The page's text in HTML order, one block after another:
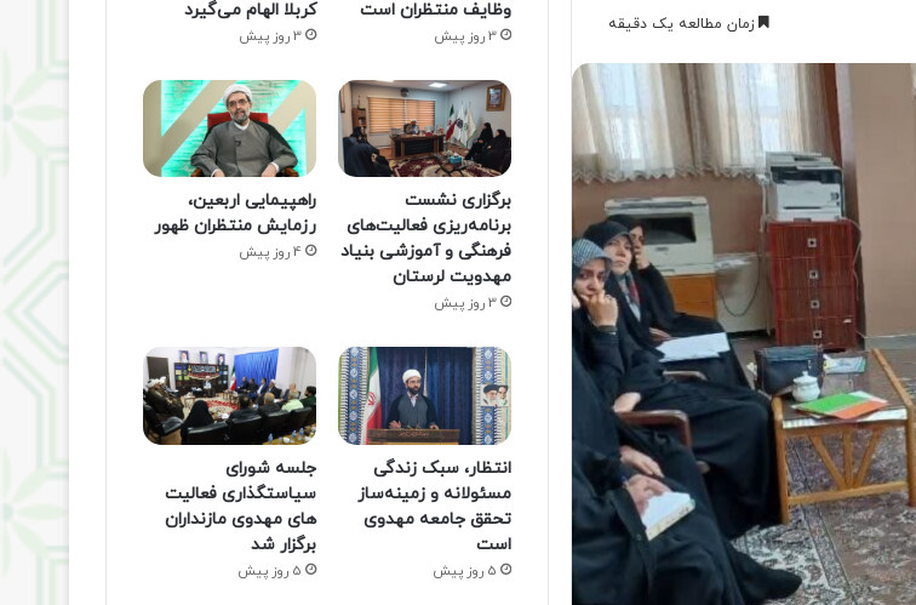
زمان مطالعه یک دقیقه
وظایف منتظران است
3 روز پیش
کربلا الهام می‌گیرد
3 روز پیش
برگزاری نشست
برنامه‌ریزی فعالیت‌های
فرهنگی و آموزشی بنیاد
مهدویت لرستان
3 روز پیش
راهپیمایی اربعین،
رزمایش منتظران ظهور
4 روز پیش
انتظار، سبک زندگی
مسئولانه و زمینه‌ساز
تحقق جامعه مهدوی
است
5 روز پیش
جلسه شورای
سیاستگذاری فعالیت
های مهدوی مازنداران
برگزار شد
5 روز پیش